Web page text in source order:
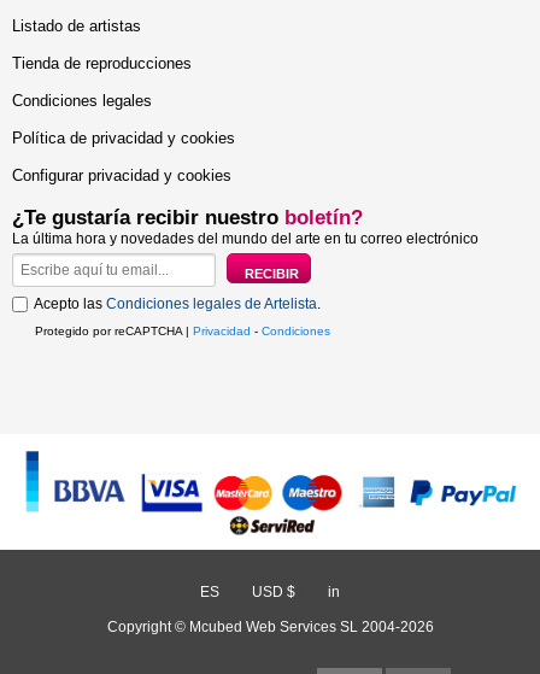
Listado de artistas
Tienda de reproducciones
Condiciones legales
Política de privacidad y cookies
Configurar privacidad y cookies
¿Te gustaría recibir nuestro boletín?
La última hora y novedades del mundo del arte en tu correo electrónico
Acepto las Condiciones legales de Artelista.
Protegido por reCAPTCHA | Privacidad - Condiciones
ES USD $ in
Copyright © Mcubed Web Services SL 2004-2026